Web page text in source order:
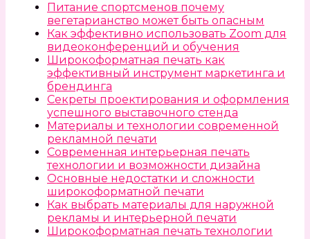
Питание спортсменов почему
вегетарианство может быть опасным
Как эффективно использовать Zoom для
видеоконференций и обучения
Широкоформатная печать как
эффективный инструмент маркетинга и
брендинга
Секреты проектирования и оформления
успешного выставочного стенда
Материалы и технологии современной
рекламной печати
Современная интерьерная печать
технологии и возможности дизайна
Основные недостатки и сложности
широкоформатной печати
Как выбрать материалы для наружной
рекламы и интерьерной печати
Широкоформатная печать технологии